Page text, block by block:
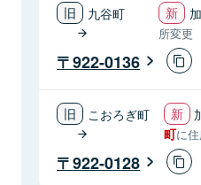
九谷町
所変更
922-0136
こおろぎ町
町に
922-0128